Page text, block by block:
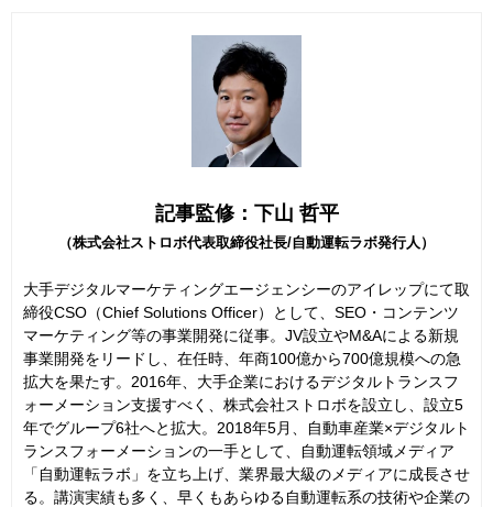
記事監修：下山 哲平
（株式会社ストロボ代表取締役社長/自動運転ラボ発行人）
大手デジタルマーケティングエージェンシーのアイレップにて取
締役CSO（Chief Solutions Officer）として、SEO・コンテンツ
マーケティング等の事業開発に従事。JV設立やM&Aによる新規
事業開発をリードし、在任時、年商100億から700億規模への急
拡大を果たす。2016年、大手企業におけるデジタルトランスフ
ォーメーション支援すべく、株式会社ストロボを設立し、設立5
年でグループ6社へと拡大。2018年5月、自動車産業×デジタルト
ランスフォーメーションの一手として、自動運転領域メディア
「自動運転ラボ」を立ち上げ、業界最大級のメディアに成長させ
る。講演実績も多く、早くもあらゆる自動運転系の技術や企業の